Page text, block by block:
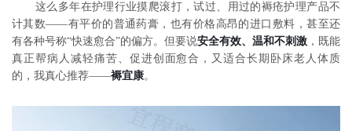
这么多年在护理行业摸爬滚打，试过、用过的褥疮护理产品不
计其数——有平价的普通药膏，也有价格高昂的进口敷料，甚至还
有各种号称“快速愈合”的偏方。但要说安全有效、温和不刺激 ，既能
真正帮病人减轻痛苦、促进创面愈合，又适合长期卧床老人体质
的，我真心推荐——褥宜康。